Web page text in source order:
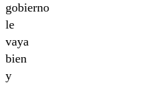
gobierno
le
vaya
bien
y